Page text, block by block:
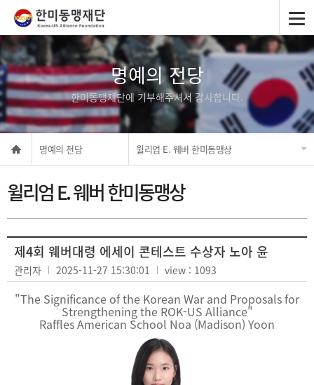
명예의 전당
한미동맹재단에 기부해주셔서 감사합니다.
명예의 전당 윌리엄 E. 웨버 한미동맹상
윌리엄 E. 웨버 한미동맹상
제4회 웨버대령 에세이 콘테스트 수상자 노아 윤
관리자 2025-11-27 15:30:01 view : 1093
"The Significance of the Korean War and Proposals for
Strengthening the ROK-US Alliance"
Raffles American School Noa (Madison) Yoon